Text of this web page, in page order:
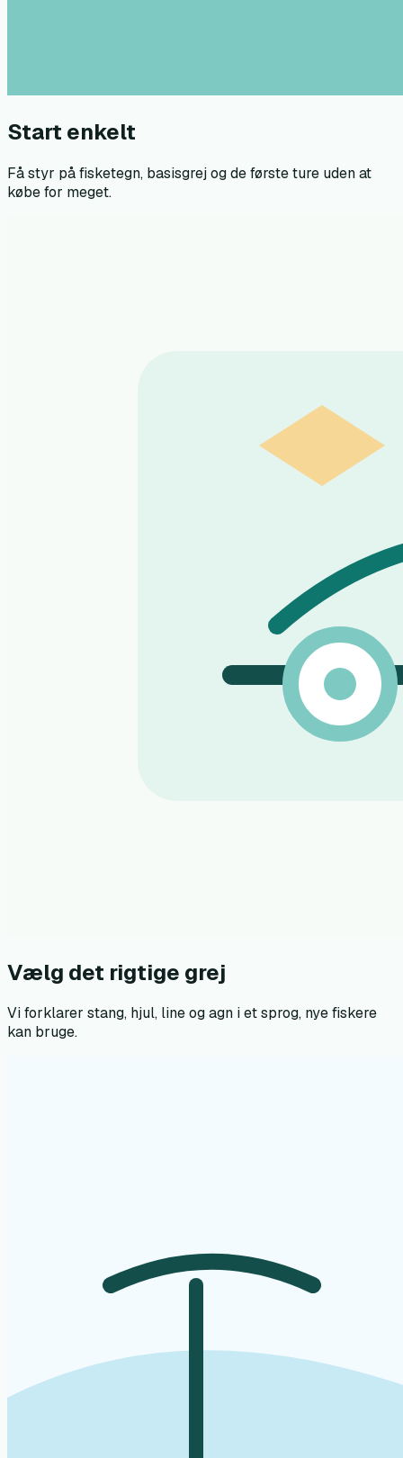
Start enkelt
Få styr på fisketegn, basisgrej og de første ture uden at
købe for meget.
Vælg det rigtige grej
Vi forklarer stang, hjul, line og agn i et sprog, nye fiskere
kan bruge.